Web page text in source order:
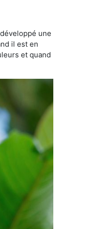
une
il est en
et quand